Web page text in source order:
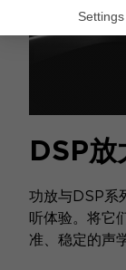
DSP放
功放与DSP系
听体验。将它
准、稳定的声